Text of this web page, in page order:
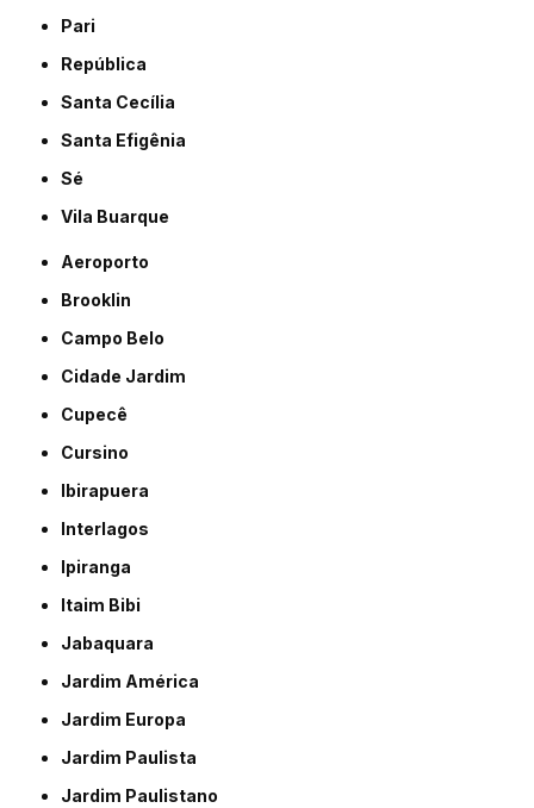
Pari
República
Santa Cecília
Santa Efigênia
Sé
Vila Buarque
Aeroporto
Brooklin
Campo Belo
Cidade Jardim
Cupecê
Cursino
Ibirapuera
Interlagos
Ipiranga
Itaim Bibi
Jabaquara
Jardim América
Jardim Europa
Jardim Paulista
Jardim Paulistano